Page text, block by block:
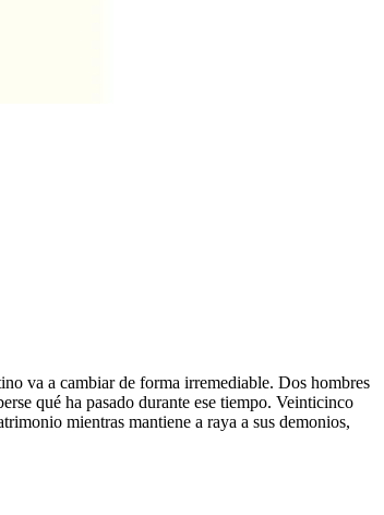
va a cambiar de forma irremediable. Dos hombres
qué ha pasado durante ese tiempo. Veinticinco
mientras mantiene a raya a sus demonios,